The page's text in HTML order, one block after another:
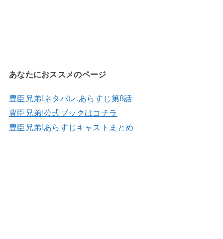
あなたにおススメのページ
豊臣兄弟!ネタバレ,あらすじ第8話
豊臣兄弟!公式ブックはコチラ
豊臣兄弟!あらすじキャストまとめ